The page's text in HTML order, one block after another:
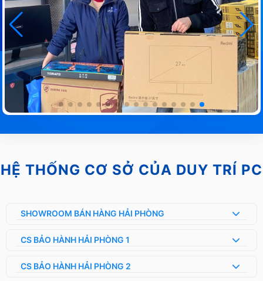
HỆ THỐNG CƠ SỞ CỦA DUY TRÍ PC
SHOWROOM BÁN HÀNG HẢI PHÒNG
CS BẢO HÀNH HẢI PHÒNG 1
CS BẢO HÀNH HẢI PHÒNG 2